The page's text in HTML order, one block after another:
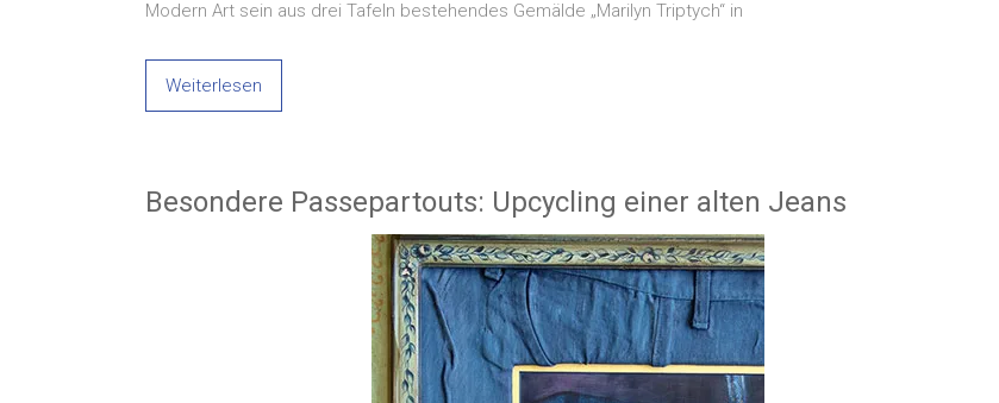
Modern Art sein aus drei Tafeln bestehendes Gemälde „Marilyn Triptych“ in
Weiterlesen
Besondere Passepartouts: Upcycling einer alten Jeans